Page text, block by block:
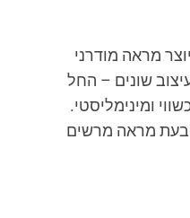
מראה מודרני
שונים – החל
ומינימליסטי.
מראה מרשים